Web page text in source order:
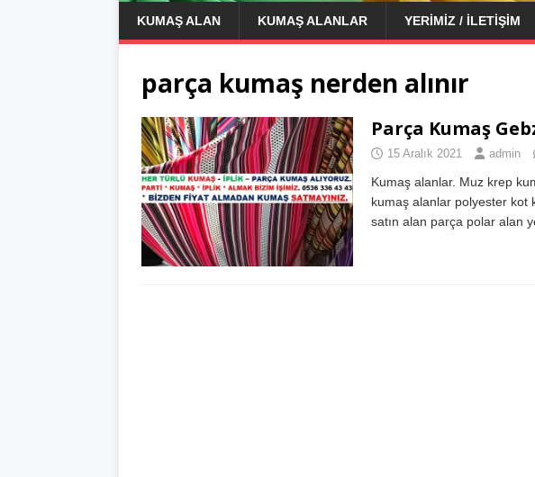
KUMAŞ ALAN KUMAŞ ALANLAR YERIMIZ / İLETIŞIM
parça kumaş nerden alınır
Parça Kumaş
15 Aralık 2021 admin
Kumaş alanlar. Muz krep
kumaş alanlar polyester kot
satın alan parça polar alan